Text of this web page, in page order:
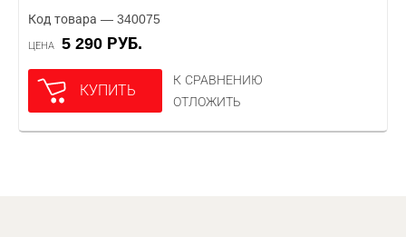
Код товара — 340075
ЦЕНА 5 290 РУБ.
КУПИТЬ
К СРАВНЕНИЮ
ОТЛОЖИТЬ